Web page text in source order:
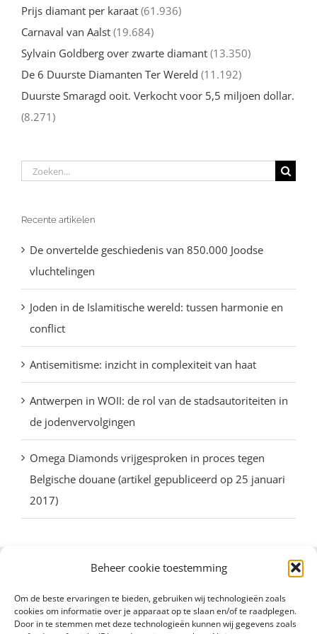
Beheer cookie toestemming
Om de beste ervaringen te bieden, gebruiken wij technologieën zoals
cookies om informatie over je apparaat op te slaan en/of te raadplegen.
Door in te stemmen met deze technologieën kunnen wij gegevens zoals
Prijs diamant per karaat (61.936)
Carnaval van Aalst (19.684)
Sylvain Goldberg over zwarte diamant (13.350)
De 6 Duurste Diamanten Ter Wereld (11.192)
Duurste Smaragd ooit. Verkocht voor 5,5 miljoen dollar.
(8.271)
Zoeken
Recente artikelen
De onvertelde geschiedenis van 850.000 Joodse
vluchtelingen
Joden in de Islamitische wereld: tussen harmonie en
conflict
Antisemitisme: inzicht in complexiteit van haat
Antwerpen in WOII: de rol van de stadsautoriteiten in
de jodenvervolgingen
Omega Diamonds vrijgesproken in proces tegen
Belgische douane (artikel gepubliceerd op 25 januari
2017)